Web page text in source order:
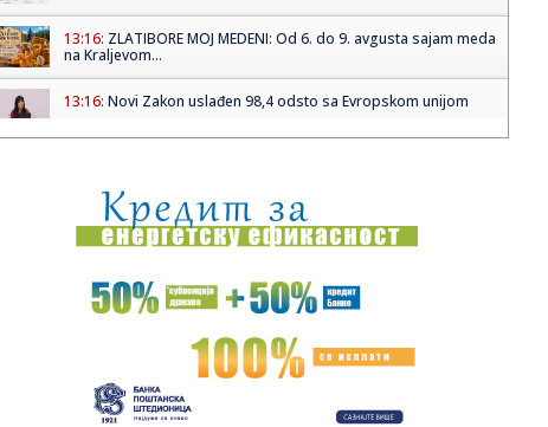
13:16: ZLATIBORE MOJ MEDENI: Od 6. do 9. avgusta sajam meda
na Kraljevom...
13:16: Novi Zakon uslađen 98,4 odsto sa Evropskom unijom
13:13:Smenjen direktor Republičkog geodetskog zavoda Borko
Draškovi...
13:13:Organizatori festivala Siget: Ne pokušavajte da peške
pređete ...
Napet odnos u vrhu SDPS-a i naprednjaka: U Novom Sadu
13:09:Vlada utvrdila paket podrške privredi vredan gotovo tri